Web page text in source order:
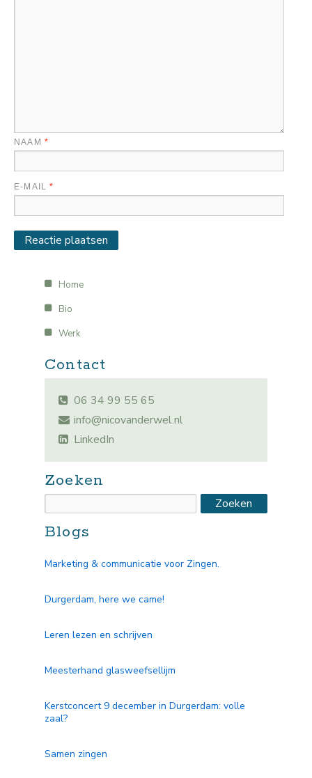
NAAM *
E-MAIL*
Home
Bio
Werk
Contact
06 34 99 55 65
info@nicovanderwel.nl
LinkedIn
Zoeken
Blogs
Marketing & communicatie voor Zingen.
Durgerdam, here we came!
Leren lezen en schrijven
Meesterhand glasweefsellijm
Kerstconcert 9 december in Durgerdam: volle
zaal?
Samen zingen